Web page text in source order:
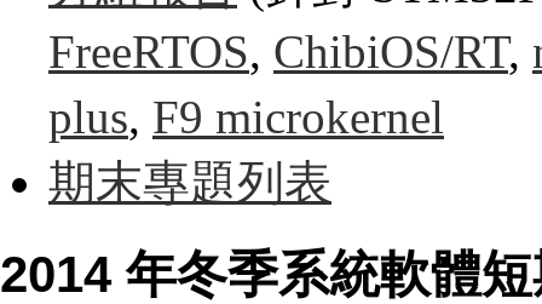
FreeRTOS, ChibiOS/RT,
plus, F9 microkernel
期末專題列表
2014 年冬季系統軟體